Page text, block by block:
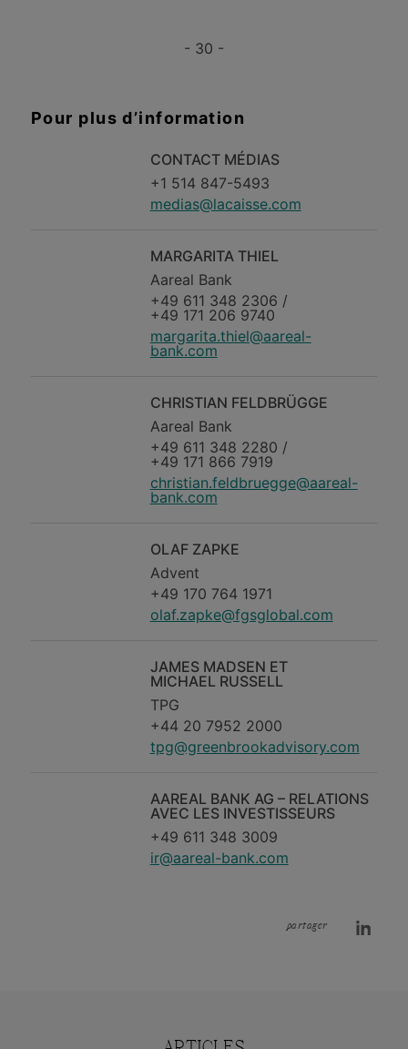
- 30 -
Pour plus d’information
CONTACT MÉDIAS
+1 514 847-5493
medias@lacaisse.com
MARGARITA THIEL
Aareal Bank
+49 611 348 2306 /
+49 171 206 9740
margarita.thiel@aareal-
bank.com
CHRISTIAN FELDBRÜGGE
Aareal Bank
+49 611 348 2280 /
+49 171 866 7919
christian.feldbruegge@aareal-
bank.com
OLAF ZAPKE
Advent
+49 170 764 1971
olaf.zapke@fgsglobal.com
JAMES MADSEN ET
MICHAEL RUSSELL
TPG
+44 20 7952 2000
tpg@greenbrookadvisory.com
AAREAL BANK AG – RELATIONS
AVEC LES INVESTISSEURS
+49 611 348 3009
ir@aareal-bank.com
partager